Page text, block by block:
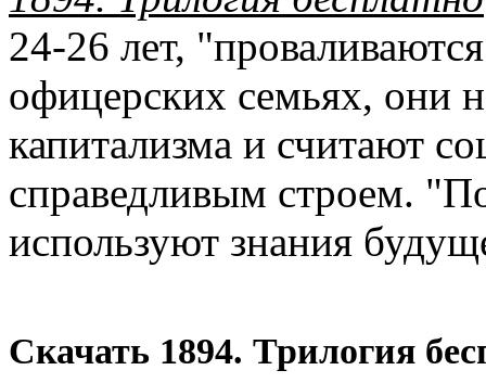
24-26 лет,
офицерских семьях, они
капитализма и считают
справедливым строем.
используют знания
Скачать 1894. Трилогия